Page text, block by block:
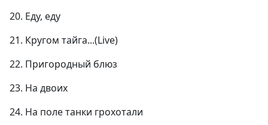
20. Еду, еду
21. Кругом тайга...(Live)
22. Пригородный блюз
23. На двоих
24. На поле танки грохотали